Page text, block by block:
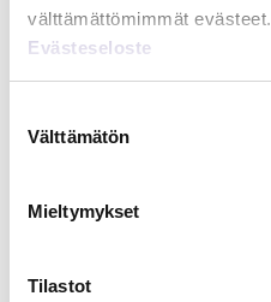
välttämättömimmät evästeet.
Evästeseloste
valinta
Välttämätön
Mieltymykset
Tilastot
OSAKEYHTIÖ